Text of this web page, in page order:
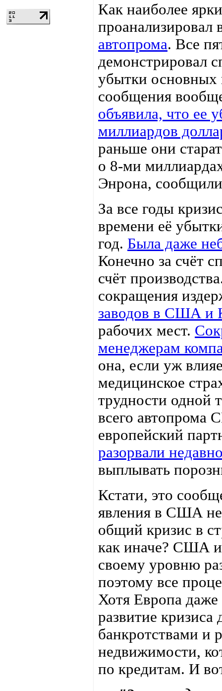
Как наиболее
проанализировал
автопрома. Все
демонстрировал
убытки основных
сообщения
объявила, что ее
миллиардов
раньше они
о 8-ми
Энрона,
За все годы
времени её
год. Была даже
Конечно за счёт
счёт
сокращения
заводов в США и
рабочих мест.
менеджерам
она, если уж
медицинское
трудности одной
всего автопрома
европейский
разорвали
выплывать
Кстати, это
явления в США
общий кризис в
как иначе? США и
своему уровню
поэтому все
Хотя Европа
развитие
банкротствами и
недвижимости,
по кредитам. И